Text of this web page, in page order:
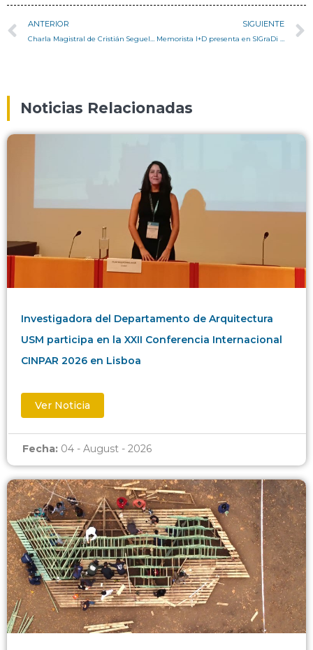
ANTERIOR SIGUIENTE
Noticias Relacionadas
Investigadora del Departamento de Arquitectura
USM participa en la XXII Conferencia Internacional
CINPAR 2026 en Lisboa
Ver Noticia
Fecha: 04 - August - 2026